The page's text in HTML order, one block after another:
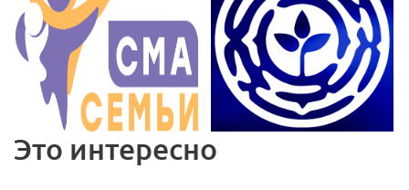
Это интересно